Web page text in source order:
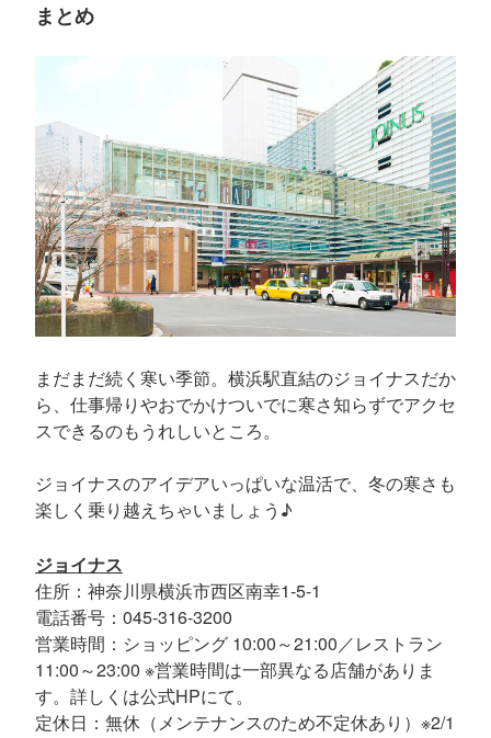
まとめ
まだまだ続く寒い季節。横浜駅直結のジョイナスだか
ら、仕事帰りやおでかけついでに寒さ知らずでアクセ
スできるのもうれしいところ。
ジョイナスのアイデアいっぱいな温活で、冬の寒さも
楽しく乗り越えちゃいましょう♪
ジョイナス
住所：神奈川県横浜市西区南幸1-5-1
電話番号：045-316-3200
営業時間：ショッピング 10:00～21:00／レストラン
11:00～23:00 ※営業時間は一部異なる店舗がありま
す。詳しくは公式HPにて。
定休日：無休（メンテナンスのため不定休あり）※2/1